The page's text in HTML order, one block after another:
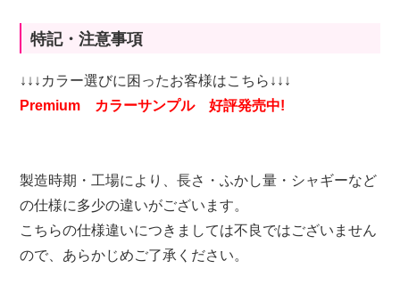
特記・注意事項
↓↓↓カラー選びに困ったお客様はこちら↓↓↓
Premium カラーサンプル 好評発売中!
製造時期・工場により、長さ・ふかし量・シャギーなど
の仕様に多少の違いがございます。
こちらの仕様違いにつきましては不良ではございません
ので、あらかじめご了承ください。